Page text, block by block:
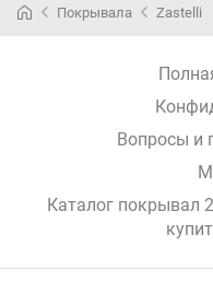
230x260 cм
Покрывала Zastelli
Вопросы и
Каталог покрывал